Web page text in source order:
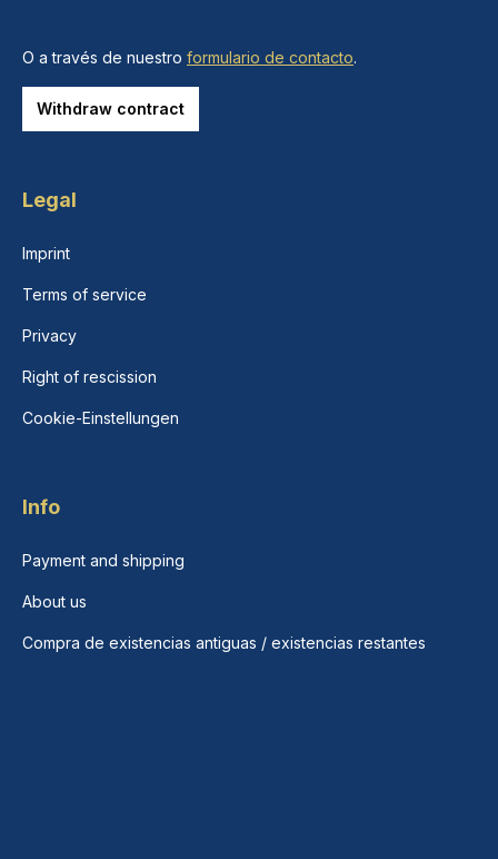
O a través de nuestro formulario de contacto.
Withdraw contract
Legal
Imprint
Terms of service
Privacy
Right of rescission
Cookie-Einstellungen
Info
Payment and shipping
About us
Compra de existencias antiguas / existencias restantes